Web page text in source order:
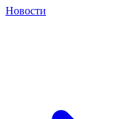
Новости